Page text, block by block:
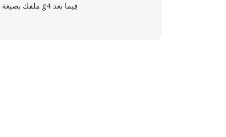
ملفك بصيغة g4 فِيما بعد